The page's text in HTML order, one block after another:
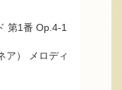
第1番 Op.4-1
ア） メロディ